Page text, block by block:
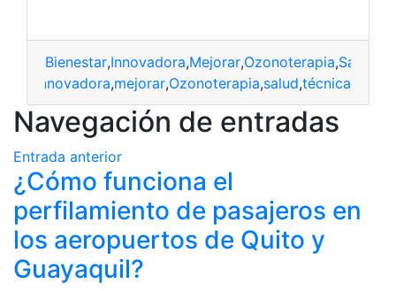
Bienestar,Innovadora,Mejorar,Ozonoterapia,Salud
innovadora,mejorar,Ozonoterapia,salud,técnica
Navegación de entradas
Entrada anterior
¿Cómo funciona el
perfilamiento de pasajeros en
los aeropuertos de Quito y
Guayaquil?